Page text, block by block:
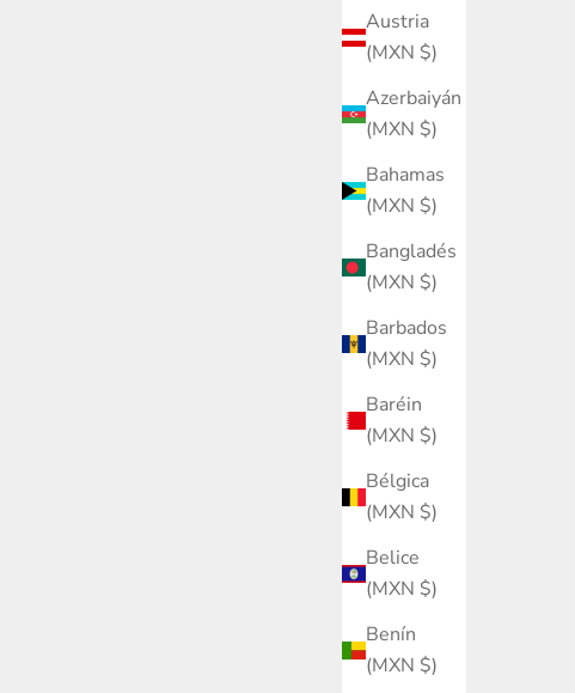
Austria
(MXN $)
Azerbaiyán
(MXN $)
Bahamas
(MXN $)
Bangladés
(MXN $)
Barbados
(MXN $)
Baréin
(MXN $)
Bélgica
(MXN $)
Belice
(MXN $)
Benín
(MXN $)